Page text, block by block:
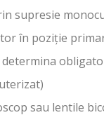
supresie
în poziţie
sau lentile